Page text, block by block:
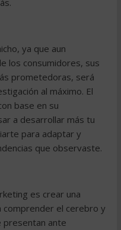
ya que aun
los consumidores, sus
prometedoras, será
al máximo. El
base en su
a desarrollar más tu
para adaptar y
que observaste.
es crear una
comprender el cerebro y
presentan ante